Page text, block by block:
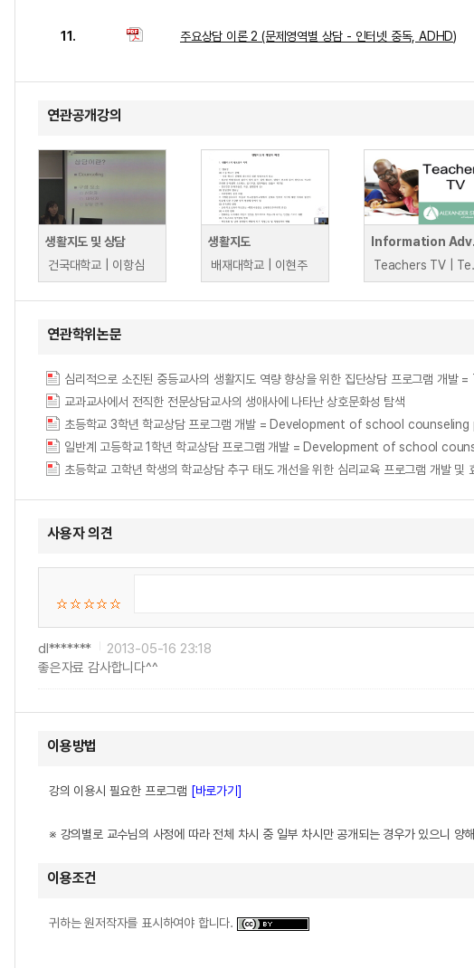
11. 주요상담 이론 2 (문제영역별 상담 - 인터넷 중독, ADHD)
연관공개강의
생활지도 및 상담
건국대학교 | 이항심
생활지도
배재대학교 | 이현주
연관학위논문
교과교사에서 전직한 전문상담교사의 생애사에 나타난 상호문화성 탐색
초등학교 3학년 학교상담 프로그램 개발 = Development of school
일반계 고등학교 1학년 학교상담 프로그램 개발 = Development of school
사용자 의견
dl*******
2013-05-16 23:18
좋은자료 감사합니다^^
이용방법
강의 이용시 필요한 프로그램 [바로가기]
※ 강의별로 교수님의 사정에 따라 전체 차시 중 일부 차시만 공개되는 경우가 있으니 양
이용조건
귀하는 원저작자를 표시하여야 합니다.